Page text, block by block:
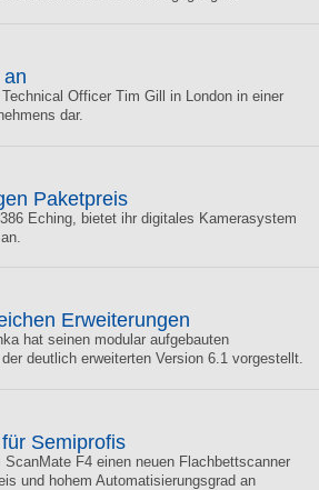
Officer Tim Gill in London in einer
dar.
Paketpreis
Eching, bietet ihr digitales Kamerasystem
Erweiterungen
hat seinen modular aufgebauten
der deutlich erweiterten Version 6.1 vorgestellt.
Semiprofis
F4 einen neuen Flachbettscanner
und hohem Automatisierungsgrad an